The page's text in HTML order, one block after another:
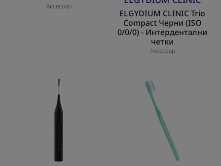
Аксесоар
ELGYDIUM CLINIC Trio
Compact Черни (ISO
0/0/0) - Интердентални
четки
Аксесоар
ELGYDIUM
CLINIC
Mono
Compact
-
Изключително
мека
четка